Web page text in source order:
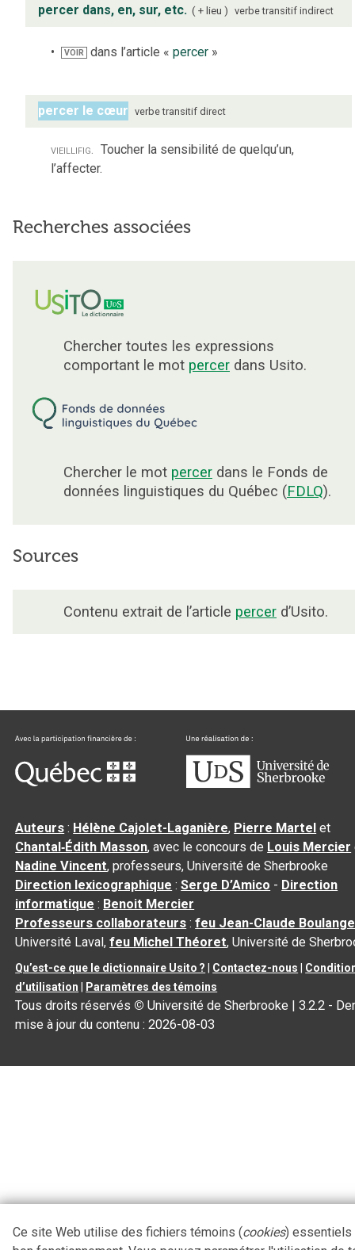
percer dans, en, sur, etc. + lieu verbe transitif indirect
VOIR dans l’article «percer »
percer le cœur verbe transitif direct
vieillifig.
Toucher la sensibilité de quelqu’un,
l’affecter.
Recherches associées
Chercher toutes les expressions
comportant le mot percer dans Usito.
Chercher le mot percer dans le Fonds de
données linguistiques du Québec (FDLQ).
Sources
Contenu extrait de l’article percer d’Usito.
Auteurs : Hélène Cajolet-Laganière, Pierre Martel et
Chantal‑Édith Masson, avec le concours de Louis Mercier
Nadine Vincent, professeurs, Université de Sherbrooke
Direction lexicographique :Serge D’Amico - Direction
informatique : Benoit Mercier
Professeurs collaborateurs :feu Jean-Claude
Université Laval,feu Michel Théoret, Université de
Qu’est-ce que le dictionnaire Usito ? Contactez-nous
d’utilisation
Paramètres des témoins
Tous droits réservés © Université de Sherbrooke |3.2.2 -
mise à jour du contenu :2026-08-03
Ce site Web utilise des fichiers témoins (cookies) essentiels